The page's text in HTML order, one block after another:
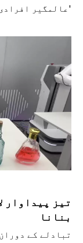
'عالمگیر
تیز پیداوار
بنانا